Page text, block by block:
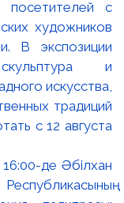
де Әбілхан